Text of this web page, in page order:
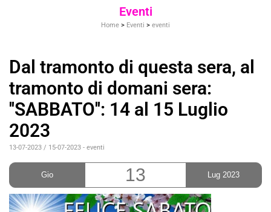
Eventi
Home > Eventi > eventi
Dal tramonto di questa sera, al
tramonto di domani sera:
''SABBATO'': 14 al 15 Luglio
2023
13-07-2023 / 15-07-2023 - eventi
Gio 13 Lug 2023